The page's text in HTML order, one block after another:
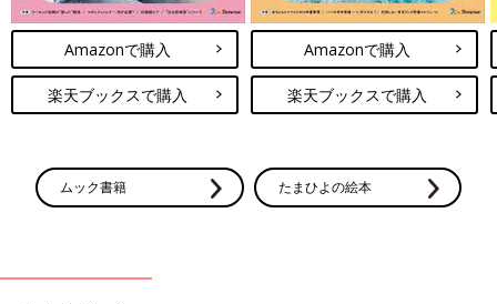
手でおしりを持ち上げ、汚れた布おむつを抜き取ります。おしり
を持ったまま、もう片方の手で、たたんでおいた新しい布おむつ
を、おしりの下に差し入れます。
３ 布おむつを股に当てる
男の子はおしっこが出る前側に折り返した厚い部分を当てます。
女の子はおしっこがおしり側に回りやすいので、後ろ側に厚い部
分をあてるといいでしょう。おへそがまだ乾燥していないときは
Amazonで購入
楽天ブックスで購入
Amazonで購入
楽天ブックスで購入
ムック書籍 たまひよの絵本